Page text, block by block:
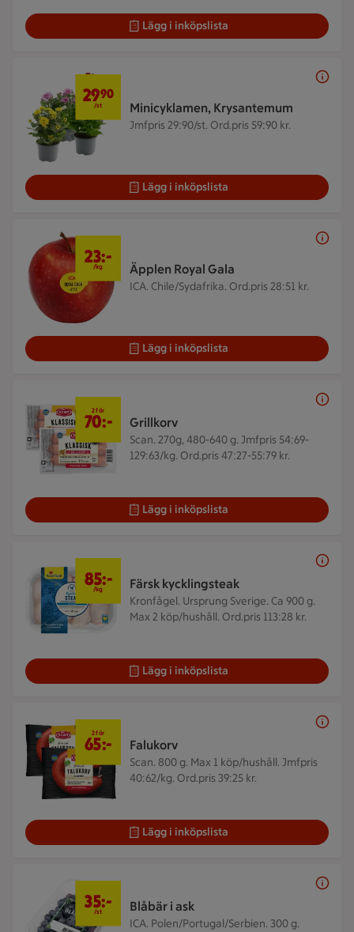
Lägg i inköpslista
Minicyklamen, Krysantemum
Jmfpris 29:90/st. Ord.pris 59:90 kr.
2990
/st
Lägg i inköpslista
Äpplen Royal Gala
ICA. Chile/Sydafrika. Ord.pris 28:51 kr.
23:-
/kg
Lägg i inköpslista
Grillkorv
Scan. 270g, 480-640 g. Jmfpris 54:69-
129:63/kg. Ord.pris 47:27-55:79 kr.
2 för 70 kr
2 för
70:-
Lägg i inköpslista
Färsk kycklingsteak
Kronfågel. Ursprung Sverige. Ca 900 g.
Max 2 köp/hushåll. Ord.pris 113:28 kr.
85:-
/kg
Lägg i inköpslista
Falukorv
Scan. 800 g. Max 1 köp/hushåll. Jmfpris
40:62/kg. Ord.pris 39:25 kr.
2 för 65 kr
2 för
65:-
Lägg i inköpslista
Blåbär i ask
ICA. Polen/Portugal/Serbien. 300 g.
35:-
/st